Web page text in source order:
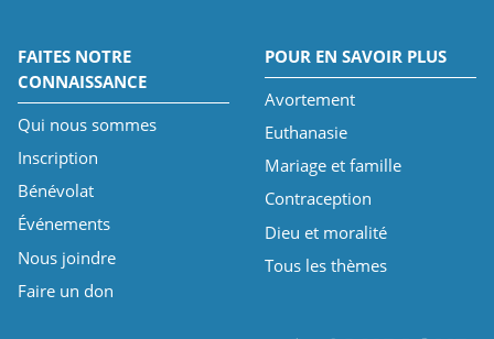
FAITES NOTRE
CONNAISSANCE
Qui nous sommes
Inscription
Bénévolat
Événements
Nous joindre
Faire un don
POUR EN SAVOIR PLUS
Avortement
Euthanasie
Mariage et famille
Contraception
Dieu et moralité
Tous les thèmes